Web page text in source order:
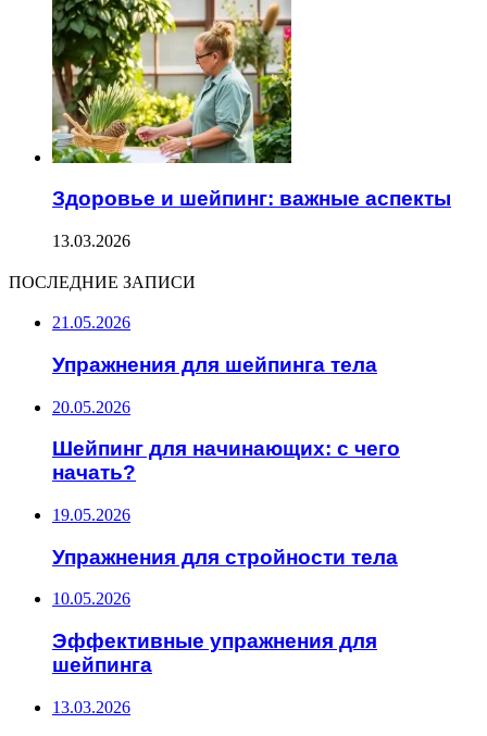
Здоровье и шейпинг: важные аспекты
13.03.2026
ПОСЛЕДНИЕ ЗАПИСИ
21.05.2026
Упражнения для шейпинга тела
20.05.2026
Шейпинг для начинающих: с чего
начать?
19.05.2026
Упражнения для стройности тела
10.05.2026
Эффективные упражнения для
шейпинга
13.03.2026